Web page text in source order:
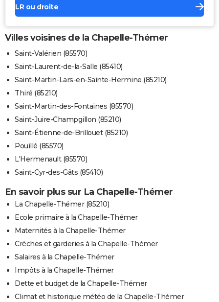
LR ou droite
Villes voisines de la Chapelle-Thémer
Saint-Valérien (85570)
Saint-Laurent-de-la-Salle (85410)
Saint-Martin-Lars-en-Sainte-Hermine (85210)
Thiré (85210)
Saint-Martin-des-Fontaines (85570)
Saint-Juire-Champgillon (85210)
Saint-Étienne-de-Brillouet (85210)
Pouillé (85570)
L'Hermenault (85570)
Saint-Cyr-des-Gâts (85410)
En savoir plus sur La Chapelle-Thémer
La Chapelle-Thémer (85210)
Ecole primaire à la Chapelle-Thémer
Maternités à la Chapelle-Thémer
Crèches et garderies à la Chapelle-Thémer
Salaires à la Chapelle-Thémer
Impôts à la Chapelle-Thémer
Dette et budget de la Chapelle-Thémer
Climat et historique météo de la Chapelle-Thémer